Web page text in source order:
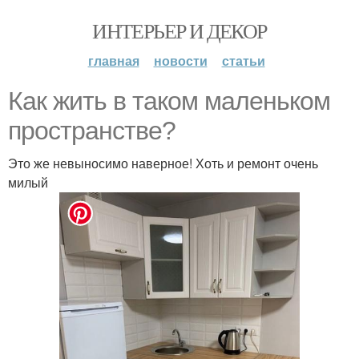
ИНТЕРЬЕР И ДЕКОР
главная новости статьи
Как жить в таком маленьком
пространстве?
Это же невыносимо наверное! Хоть и ремонт очень
милый